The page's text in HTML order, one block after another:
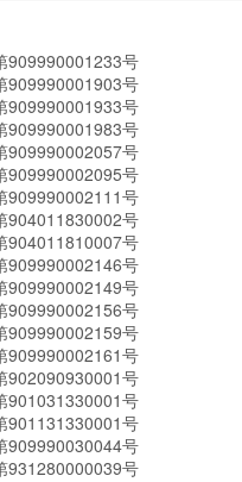
909990001233号
909990001903号
909990001933号
909990001983号
909990002057号
909990002095号
909990002111号
904011830002号
904011810007号
909990002146号
909990002149号
909990002156号
909990002159号
909990002161号
902090930001号
901031330001号
901131330001号
909990030044号
931280000039号